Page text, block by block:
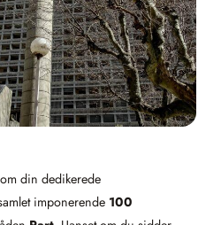
din dedikerede
imponerende 100